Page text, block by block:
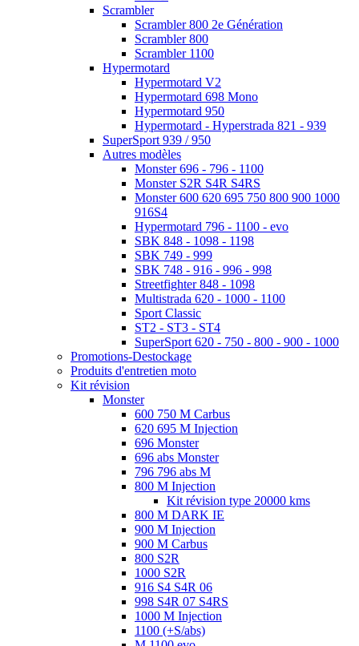
Scrambler
Scrambler 800 2e Génération
Scrambler 800
Scrambler 1100
Hypermotard
Hypermotard V2
Hypermotard 698 Mono
Hypermotard 950
Hypermotard - Hyperstrada 821 - 939
SuperSport 939 / 950
Autres modèles
Monster 696 - 796 - 1100
Monster S2R S4R S4RS
Monster 600 620 695 750 800 900 1000
916S4
Hypermotard 796 - 1100 - evo
SBK 848 - 1098 - 1198
SBK 749 - 999
SBK 748 - 916 - 996 - 998
Streetfighter 848 - 1098
Multistrada 620 - 1000 - 1100
Sport Classic
ST2 - ST3 - ST4
SuperSport 620 - 750 - 800 - 900 - 1000
Promotions-Destockage
Produits d'entretien moto
Kit révision
Monster
600 750 M Carbus
620 695 M Injection
696 Monster
696 abs Monster
796 796 abs M
800 M Injection
Kit révision type 20000 kms
800 M DARK IE
900 M Injection
900 M Carbus
800 S2R
1000 S2R
916 S4 S4R 06
998 S4R 07 S4RS
1000 M Injection
1100 (+S/abs)